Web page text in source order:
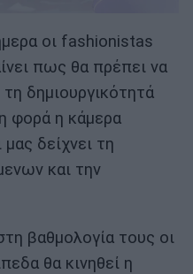
οι fashionistas
πως θα πρέπει να
δημιουργικότητά
φορά η κάμερα
μας δείχνει τη
και την
βαθμολογία τους οι
θα κινηθεί η